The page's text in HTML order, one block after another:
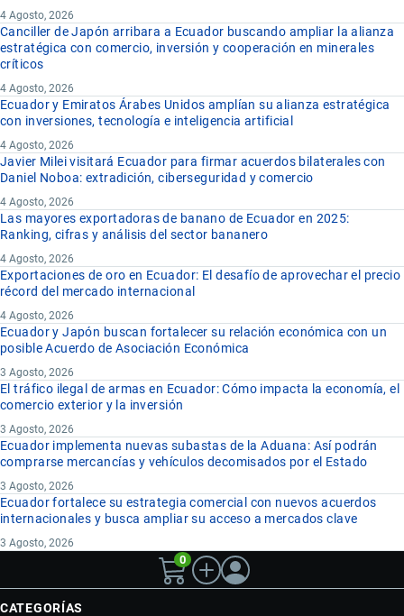
4 Agosto, 2026
Canciller de Japón arribara a Ecuador buscando ampliar la alianza
estratégica con comercio, inversión y cooperación en minerales
críticos
4 Agosto, 2026
Ecuador y Emiratos Árabes Unidos amplían su alianza estratégica
con inversiones, tecnología e inteligencia artificial
4 Agosto, 2026
Javier Milei visitará Ecuador para firmar acuerdos bilaterales con
Daniel Noboa: extradición, ciberseguridad y comercio
4 Agosto, 2026
Las mayores exportadoras de banano de Ecuador en 2025:
Ranking, cifras y análisis del sector bananero
4 Agosto, 2026
Exportaciones de oro en Ecuador: El desafío de aprovechar el precio
récord del mercado internacional
4 Agosto, 2026
Ecuador y Japón buscan fortalecer su relación económica con un
posible Acuerdo de Asociación Económica
3 Agosto, 2026
El tráfico ilegal de armas en Ecuador: Cómo impacta la economía, el
comercio exterior y la inversión
3 Agosto, 2026
Ecuador implementa nuevas subastas de la Aduana: Así podrán
comprarse mercancías y vehículos decomisados por el Estado
3 Agosto, 2026
Ecuador fortalece su estrategia comercial con nuevos acuerdos
internacionales y busca ampliar su acceso a mercados clave
3 Agosto, 2026
0
CATEGORÍAS